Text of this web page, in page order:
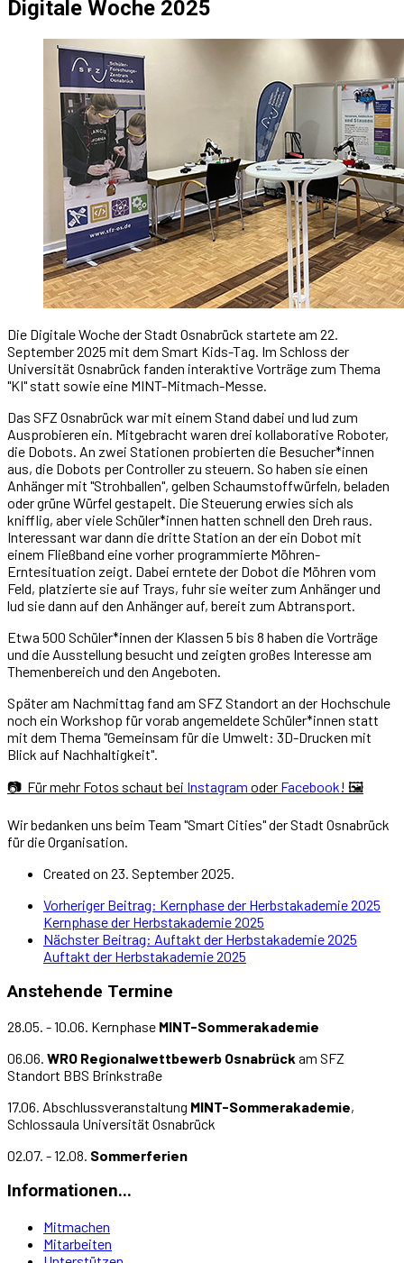
Digitale Woche 2025
Die Digitale Woche der Stadt Osnabrück startete am 22.
September 2025 mit dem Smart Kids-Tag. Im Schloss der
Universität Osnabrück fanden interaktive Vorträge zum Thema
"KI" statt sowie eine MINT-Mitmach-Messe.
Das SFZ Osnabrück war mit einem Stand dabei und lud zum
Ausprobieren ein. Mitgebracht waren drei kollaborative Roboter,
die Dobots. An zwei Stationen probierten die Besucher*innen
aus, die Dobots per Controller zu steuern. So haben sie einen
Anhänger mit "Strohballen", gelben Schaumstoffwürfeln, beladen
oder grüne Würfel gestapelt. Die Steuerung erwies sich als
knifflig, aber viele Schüler*innen hatten schnell den Dreh raus.
Interessant war dann die dritte Station an der ein Dobot mit
einem Fließband eine vorher programmierte Möhren-
Erntesituation zeigt. Dabei erntete der Dobot die Möhren vom
Feld, platzierte sie auf Trays, fuhr sie weiter zum Anhänger und
lud sie dann auf den Anhänger auf, bereit zum Abtransport.
Etwa 500 Schüler*innen der Klassen 5 bis 8 haben die Vorträge
und die Ausstellung besucht und zeigten großes Interesse am
Themenbereich und den Angeboten.
Später am Nachmittag fand am SFZ Standort an der Hochschule
noch ein Workshop für vorab angemeldete Schüler*innen statt
mit dem Thema "Gemeinsam für die Umwelt: 3D-Drucken mit
Blick auf Nachhaltigkeit".
📷 Für mehr Fotos schaut bei Instagram oder Facebook! 🖼️
Wir bedanken uns beim Team "Smart Cities" der Stadt Osnabrück
für die Organisation.
Created on 23. September 2025.
Vorheriger Beitrag: Kernphase der Herbstakademie 2025
Kernphase der Herbstakademie 2025
Nächster Beitrag: Auftakt der Herbstakademie 2025
Auftakt der Herbstakademie 2025
Anstehende Termine
28.05. - 10.06. Kernphase MINT-Sommerakademie
06.06. WRO Regionalwettbewerb Osnabrück am SFZ
Standort BBS Brinkstraße
17.06. Abschlussveranstaltung MINT-Sommerakademie,
Schlossaula Universität Osnabrück
02.07. - 12.08. Sommerferien
Informationen...
Mitmachen
Mitarbeiten